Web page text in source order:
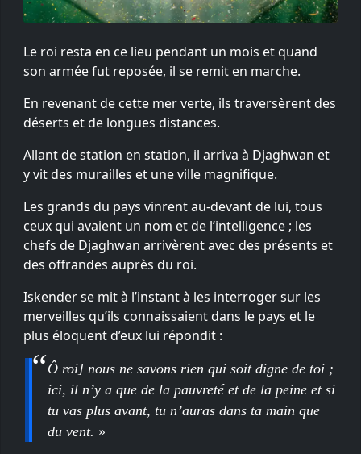
Le roi resta en ce lieu pendant un mois et quand
son armée fut reposée, il se remit en marche.
En revenant de cette mer verte, ils traversèrent des
déserts et de longues distances.
Allant de station en station, il arriva à Djaghwan et
y vit des murailles et une ville magnifique.
Les grands du pays vinrent au-devant de lui, tous
ceux qui avaient un nom et de l’intelligence ; les
chefs de Djaghwan arrivèrent avec des présents et
des offrandes auprès du roi.
Iskender se mit à l’instant à les interroger sur les
merveilles qu’ils connaissaient dans le pays et le
plus éloquent d’eux lui répondit :
Ô roi] nous ne savons rien qui soit digne de toi ;
ici, il n’y a que de la pauvreté et de la peine et si
tu vas plus avant, tu n’auras dans ta main que
du vent. »